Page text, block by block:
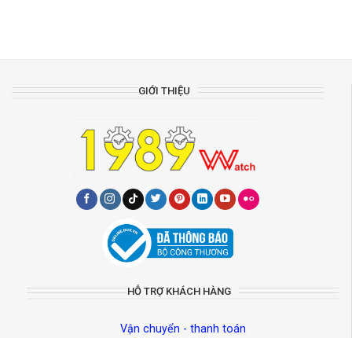
GIỚI THIỆU
HỖ TRỢ KHÁCH HÀNG
Vận chuyển - thanh toán